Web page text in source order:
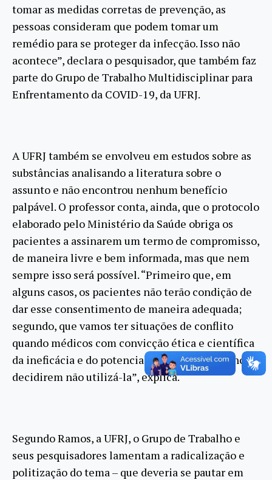
tomar as medidas corretas de prevenção, as
pessoas consideram que podem tomar um
remédio para se proteger da infecção. Isso não
acontece”, declara o pesquisador, que também faz
parte do Grupo de Trabalho Multidisciplinar para
Enfrentamento da COVID-19, da UFRJ.
A UFRJ também se envolveu em estudos sobre as
substâncias analisando a literatura sobre o
assunto e não encontrou nenhum benefício
palpável. O professor conta, ainda, que o protocolo
elaborado pelo Ministério da Saúde obriga os
pacientes a assinarem um termo de compromisso,
de maneira livre e bem informada, mas que nem
sempre isso será possível. “Primeiro que, em
alguns casos, os pacientes não terão condição de
dar esse consentimento de maneira adequada;
segundo, que vamos ter situações de conflito
quando médicos com convicção ética e científica
da ineficácia e do potencial danoso da substância
decidirem não utilizá-la”, explica.
Segundo Ramos, a UFRJ, o Grupo de Trabalho e
seus pesquisadores lamentam a radicalização e
politização do tema – que deveria se pautar em